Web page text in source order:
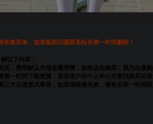
收集而来，如有版权问题联系站长第一时间删除！
以下内容：
买，费用默认为信息整理费，如您点击购买，视为自愿
第一时间下载资源，登录用户在个人中心可查找购买记
三方云盘形式寄存，如发现链接失效，请务必第一时间